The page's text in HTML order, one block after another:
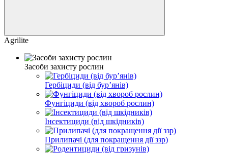
Agrilite
Засоби захисту рослин
Гербіциди (від бурʼянів)
Фунгіциди (від хвороб рослин)
Інсектициди (від шкідників)
Прилипачі (для покращення дії ззр)